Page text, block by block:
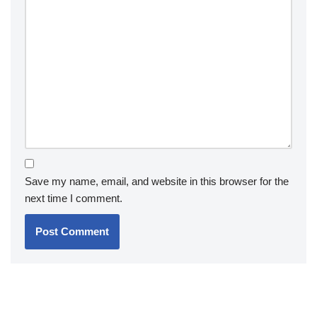
Save my name, email, and website in this browser for the
next time I comment.